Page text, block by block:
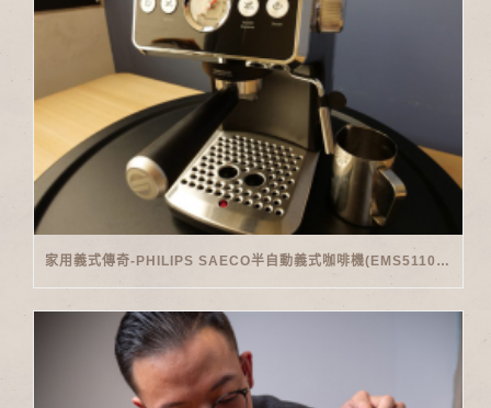
家用義式傳奇-PHILIPS SAECO半自動義式咖啡機(EMS5110)開箱